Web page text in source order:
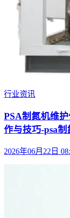
行业资讯
PSA制氮机维
作与技巧-psa
2026年06月22日